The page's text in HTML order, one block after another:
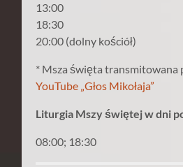
13:00
18:30
20:00 (dolny kościół)
* Msza święta transmitowana
YouTube „Głos Mikołaja”
Liturgia Mszy świętej w dni
08:00; 18:30